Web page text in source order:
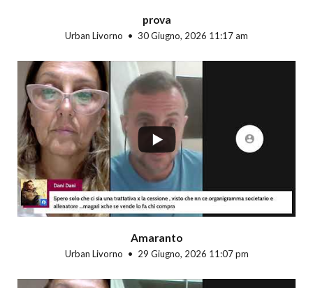
prova
Urban Livorno 30 Giugno, 2026 11:17 am
Amaranto
Urban Livorno 29 Giugno, 2026 11:07 pm